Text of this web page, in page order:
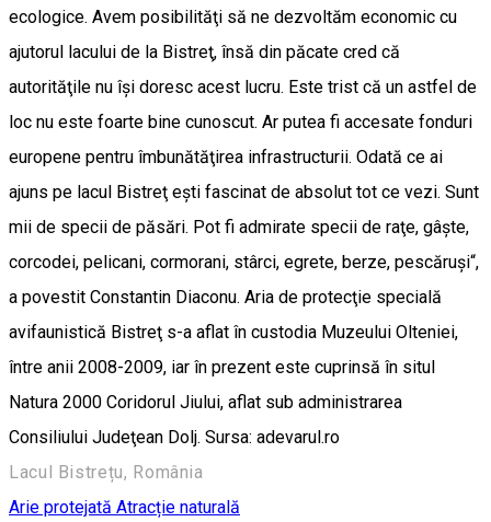
ecologice. Avem posibilităţi să ne dezvoltăm economic cu
ajutorul lacului de la Bistreţ, însă din păcate cred că
autorităţile nu îşi doresc acest lucru. Este trist că un astfel de
loc nu este foarte bine cunoscut. Ar putea fi accesate fonduri
europene pentru îmbunătăţirea infrastructurii. Odată ce ai
ajuns pe lacul Bistreţ eşti fascinat de absolut tot ce vezi. Sunt
mii de specii de păsări. Pot fi admirate specii de raţe, gâşte,
corcodei, pelicani, cormorani, stârci, egrete, berze, pescăruşi“,
a povestit Constantin Diaconu. Aria de protecţie specială
avifaunistică Bistreţ s-a aflat în custodia Muzeului Olteniei,
între anii 2008-2009, iar în prezent este cuprinsă în situl
Natura 2000 Coridorul Jiului, aflat sub administrarea
Consiliului Judeţean Dolj. Sursa: adevarul.ro
Lacul Bistrețu, România
Arie protejată Atracție naturală